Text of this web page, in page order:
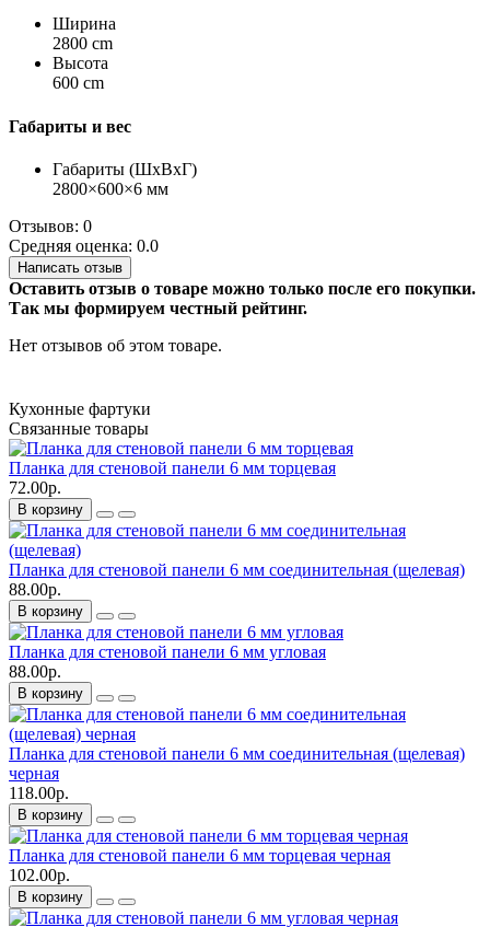
Ширина
2800 cm
Высота
600 cm
Габариты и вес
Габариты (ШхВхГ)
2800×600×6 мм
Отзывов: 0
Средняя оценка: 0.0
Написать отзыв
Оставить отзыв о товаре можно только после его покупки.
Так мы формируем честный рейтинг.
Нет отзывов об этом товаре.
Кухонные фартуки
Связанные товары
Планка для стеновой панели 6 мм торцевая
72.00р.
В корзину
Планка для стеновой панели 6 мм соединительная (щелевая)
88.00р.
В корзину
Планка для стеновой панели 6 мм угловая
88.00р.
В корзину
Планка для стеновой панели 6 мм соединительная (щелевая)
черная
118.00р.
В корзину
Планка для стеновой панели 6 мм торцевая черная
102.00р.
В корзину